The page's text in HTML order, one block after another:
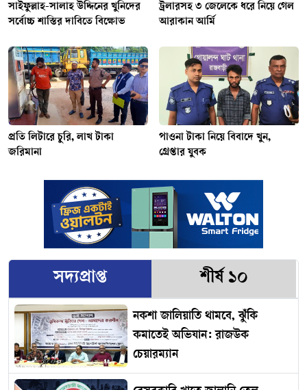
সাইফুল্লাহ-সালাহ উদ্দিনের খুনিদের
সর্বোচ্চ শাস্তির দাবিতে বিক্ষোভ
ট্রলারসহ ৩ জেলেকে ধরে নিয়ে গেল
আরাকান আর্মি
প্রতি লিটারে চুরি, লাখ টাকা
জরিমানা
পাওনা টাকা নিয়ে বিবাদে খুন,
গ্রেপ্তার যুবক
সদ্যপ্রাপ্ত শীর্ষ ১০
নকশা জালিয়াতি থামবে, ঝুঁকি
কমাতেই অভিযান: রাজউক
চেয়ারম্যান